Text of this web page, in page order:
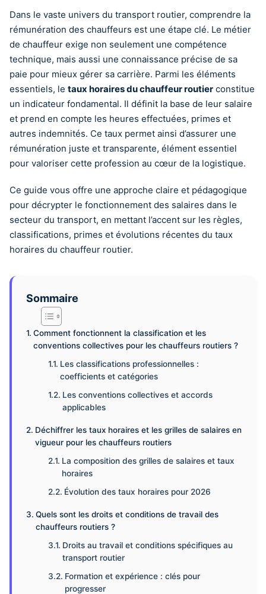
Dans le vaste univers du transport routier, comprendre la
rémunération des chauffeurs est une étape clé. Le métier
de chauffeur exige non seulement une compétence
technique, mais aussi une connaissance précise de sa
paie pour mieux gérer sa carrière. Parmi les éléments
essentiels, le taux horaires du chauffeur routier constitue
un indicateur fondamental. Il définit la base de leur salaire
et prend en compte les heures effectuées, primes et
autres indemnités. Ce taux permet ainsi d’assurer une
rémunération juste et transparente, élément essentiel
pour valoriser cette profession au cœur de la logistique.
Ce guide vous offre une approche claire et pédagogique
pour décrypter le fonctionnement des salaires dans le
secteur du transport, en mettant l’accent sur les règles,
classifications, primes et évolutions récentes du taux
horaires du chauffeur routier.
Sommaire
Comment fonctionnent la classification et les
conventions collectives pour les chauffeurs routiers ?
Les classifications professionnelles :
coefficients et catégories
Les conventions collectives et accords
applicables
Déchiffrer les taux horaires et les grilles de salaires en
vigueur pour les chauffeurs routiers
La composition des grilles de salaires et taux
horaires
Évolution des taux horaires pour 2026
Quels sont les droits et conditions de travail des
chauffeurs routiers ?
Droits au travail et conditions spécifiques au
transport routier
Formation et expérience : clés pour
progresser